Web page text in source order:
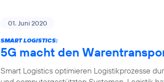
01. Juni 2020
SMART LOGISTICS:
5G macht den
Smart Logistics optimieren Logistikprozesse